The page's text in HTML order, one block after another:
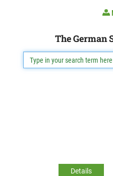
The German
Details